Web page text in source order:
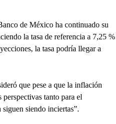
de México ha continuado su
la tasa de referencia a 7,25 %
la tasa podría llegar a
que pese a que la inflación
tanto para el
siendo inciertas”.